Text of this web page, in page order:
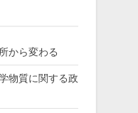
から変わる
物質に関する政